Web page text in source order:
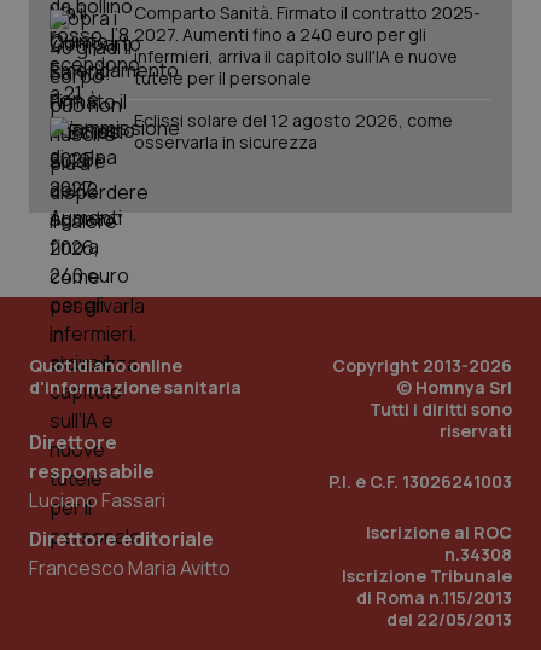
Comparto Sanità. Firmato il contratto 2025-
2027. Aumenti fino a 240 euro per gli
infermieri, arriva il capitolo sull'IA e nuove
tutele per il personale
Eclissi solare del 12 agosto 2026, come
osservarla in sicurezza
Quotidiano online
d'informazione sanitaria
Direttore
responsabile
Luciano Fassari
Direttore editoriale
Francesco Maria Avitto
Copyright 2013-2026
© Homnya Srl
Tutti i diritti sono
riservati
P.I. e C.F. 13026241003
Iscrizione al ROC
n.34308
Iscrizione Tribunale
di Roma n.115/2013
del 22/05/2013
PHPSESSID
PHP.net
www.quotidianosanita.it